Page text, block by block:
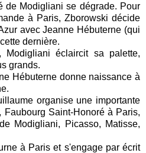
de Modigliani se dégrade. Pour
à Paris, Zborowski décide
avec Jeanne Hébuterne (qui
dernière.
éclaircit sa palette,
grands.
Hébuterne donne naissance à
organise une importante
Saint-Honoré à Paris,
Modigliani, Picasso, Matisse,
à Paris et s'engage par écrit